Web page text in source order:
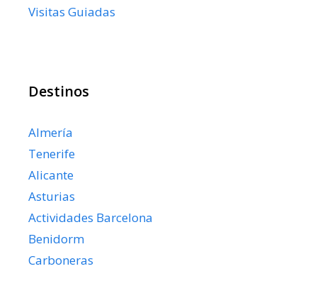
Visitas Guiadas
Destinos
Almería
Tenerife
Alicante
Asturias
Actividades Barcelona
Benidorm
Carboneras